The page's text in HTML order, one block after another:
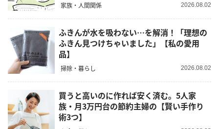
家族・人間関係 2026.08.02
ふきんが水を吸わない…を解消！「理想の
ふきん見つけちゃいました」【私の愛用
品】
掃除・暮らし 2026.08.02
買うと高いのに作れば安く済む。5人家
族・月3万円台の節約主婦の【賢い手作り
術3つ】